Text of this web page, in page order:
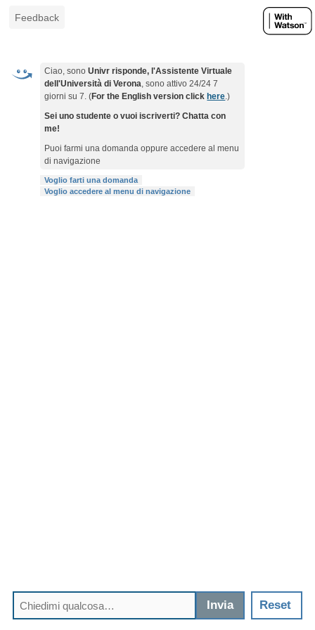
Feedback
Ciao, sonoUnivr risponde, l'Assistente Virtuale
dell'Università di Verona, sono attivo 24/24 7
giorni su 7. (For the English version click here.)
Sei uno studente o vuoi iscriverti? Chatta con
me!
Puoi farmi una domanda oppure accedere al menu
di navigazione
Voglio farti una domanda
Voglio accedere al menu di navigazione
Invia Reset